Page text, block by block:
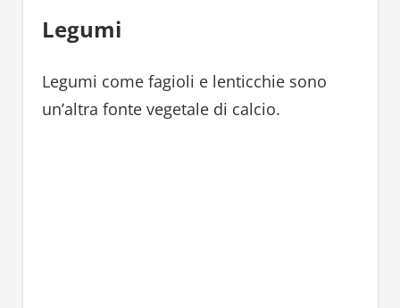
Legumi
Legumi come fagioli e lenticchie sono
un’altra fonte vegetale di calcio.